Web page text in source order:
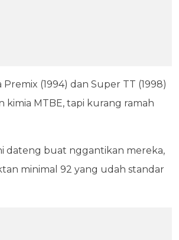
(1994) dan Super TT (1998)
kimia MTBE, tapi kurang ramah
dateng buat nggantikan mereka,
minimal 92 yang udah standar